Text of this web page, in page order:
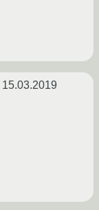
15.03.2019